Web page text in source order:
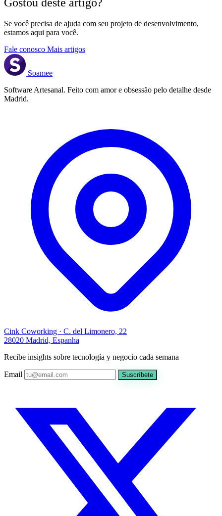
Gostou deste artigo?
Se você precisa de ajuda com seu projeto de desenvolvimento,
estamos aqui para você.
Fale conosco Mais artigos
Soamee
Software Artesanal. Feito com amor e obsessão pelo detalhe desde
Madrid.
Cink Coworking · C. del Limonero, 22
28020 Madrid, Espanha
Recibe insights sobre tecnología y negocio cada semana
Email Suscríbete